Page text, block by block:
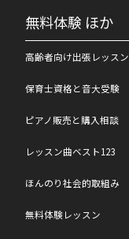
無料体験 ほか
高齢者向け出張レッスン
保育士資格と音大受験
ピアノ販売と購入相談
レッスン曲ベスト123
ほんのり社会的取組み
無料体験レッスン